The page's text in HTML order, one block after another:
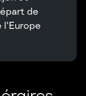
de
l'Europe